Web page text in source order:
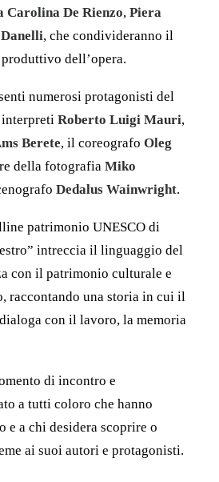
Carolina De Rienzo, Piera
, che condivideranno il
dell’opera.
numerosi protagonisti del
Roberto Luigi Mauri,
Berete, il coreografo Oleg
della fotografia Miko
Dedalus Wainwright.
patrimonio UNESCO di
intreccia il linguaggio del
con il patrimonio culturale e
raccontando una storia in cui il
con il lavoro, la memoria
di incontro e
a tutti coloro che hanno
e a chi desidera scoprire o
ai suoi autori e protagonisti.